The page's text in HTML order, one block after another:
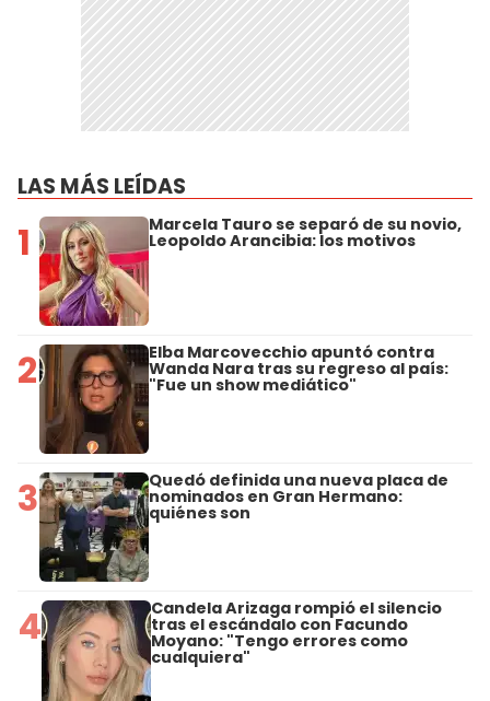
LAS MÁS LEÍDAS
1 Marcela Tauro se separó de su novio,
Leopoldo Arancibia: los motivos
2 Elba Marcovecchio apuntó contra
Wanda Nara tras su regreso al país:
"Fue un show mediático"
3 Quedó definida una nueva placa de
nominados en Gran Hermano:
quiénes son
4 Candela Arizaga rompió el silencio
tras el escándalo con Facundo
Moyano: "Tengo errores como
cualquiera"